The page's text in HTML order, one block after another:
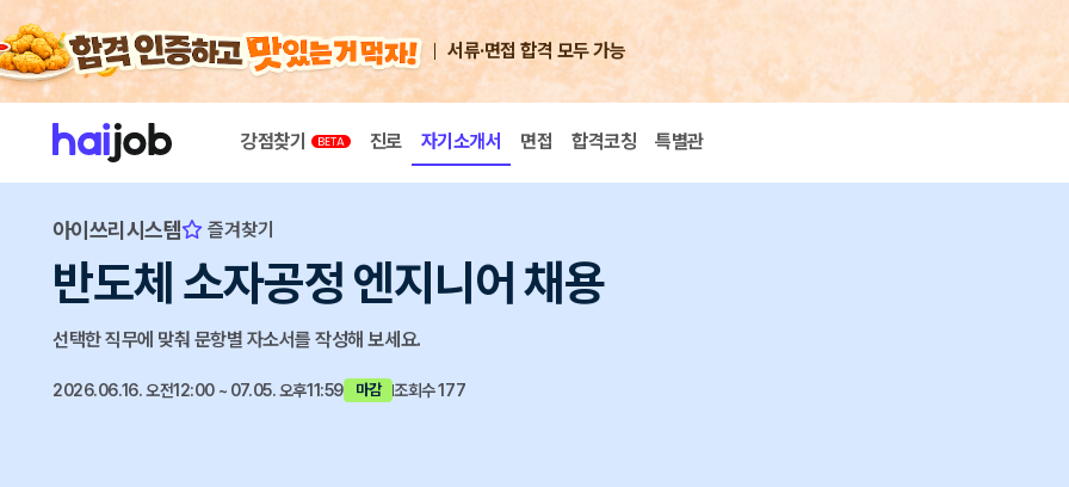
서류·면접 합격 모두 가능
강점찾기 진로 자기소개서 면접 합격코칭 특별관
아이쓰리시스템 즐겨찾기
반도체 소자공정 엔지니어 채용
선택한 직무에 맞춰 문항별 자소서를 작성해 보세요.
2026.06.16. 오전12:00 ~ 07.05. 오후11:59 마감 조회수 177